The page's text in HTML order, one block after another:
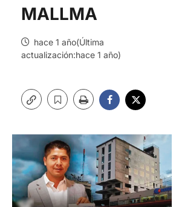
MALLMA
hace 1 año(Última
actualización:hace 1 año)